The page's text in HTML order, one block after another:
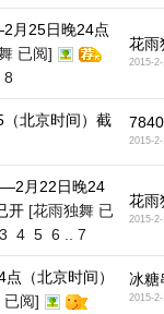
月25日晚24点
已阅]
8
花雨
2015-
（北京时间）截
2015-
月22日晚24
开 [花雨独舞 已
3 4 5 6 7
花雨
2015-
（北京时间）
已阅]
冰糖
2015-2-